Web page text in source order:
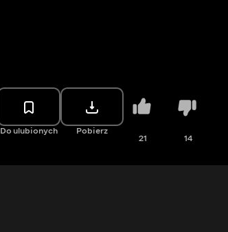
Do ulubionych Pobierz
21 14